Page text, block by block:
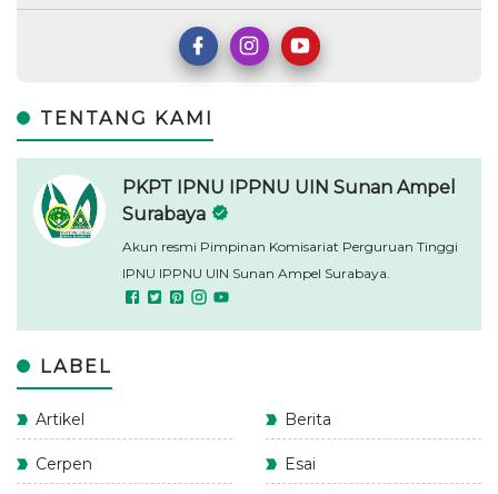
TENTANG KAMI
PKPT IPNU IPPNU UIN Sunan Ampel
Surabaya
Akun resmi Pimpinan Komisariat Perguruan Tinggi
IPNU IPPNU UIN Sunan Ampel Surabaya.
LABEL
Artikel Berita
Cerpen Esai